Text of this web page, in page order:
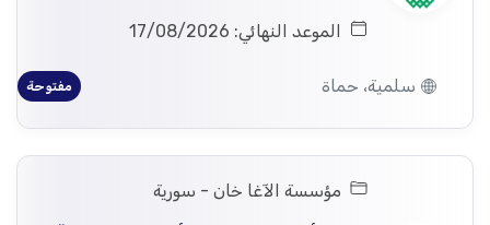
الموعد النهائي: 17/08/2026
سلمية، حماة مفتوحة
مؤسسة الآغا خان - سورية